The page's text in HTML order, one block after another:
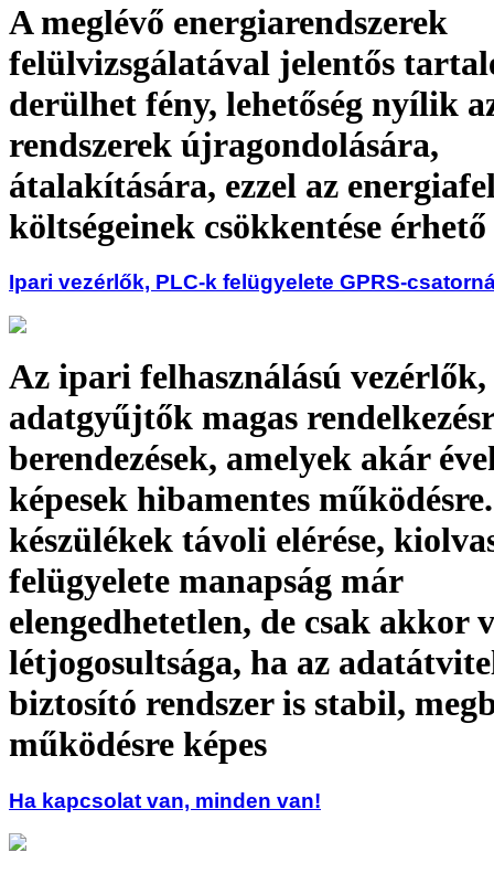
A meglévő energiarendszerek
felülvizsgálatával jelentős
derülhet fény, lehetőség nyílik
rendszerek újragondolására,
átalakítására, ezzel az
költségeinek csökkentése érhető
Ipari vezérlők, PLC-k felügyelete GPRS-
Az ipari felhasználású
adatgyűjtők magas
berendezések, amelyek akár
képesek hibamentes
készülékek távoli elérése,
felügyelete manapság már
elengedhetetlen, de csak akkor
létjogosultsága, ha az
biztosító rendszer is stabil,
működésre képes
Ha kapcsolat van, minden van!